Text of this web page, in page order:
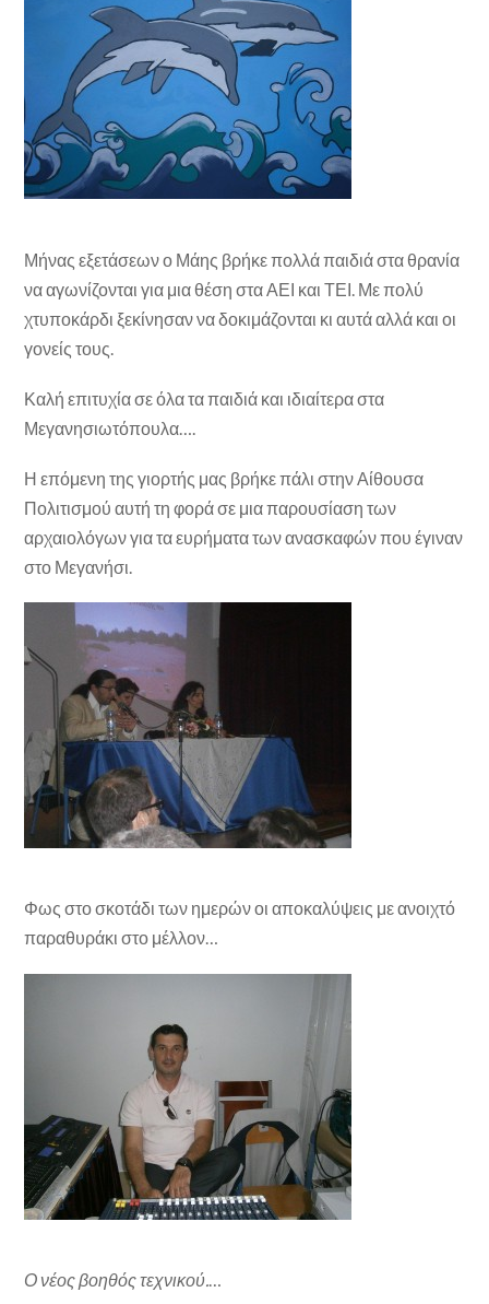
Μήνας εξετάσεων ο Μάης βρήκε πολλά παιδιά στα θρανία
να αγωνίζονται για μια θέση στα ΑΕΙ και ΤΕΙ. Με πολύ
χτυποκάρδι ξεκίνησαν να δοκιμάζονται κι αυτά αλλά και οι
γονείς τους.
Καλή επιτυχία σε όλα τα παιδιά και ιδιαίτερα στα
Μεγανησιωτόπουλα….
Η επόμενη της γιορτής μας βρήκε πάλι στην Αίθουσα
Πολιτισμού αυτή τη φορά σε μια παρουσίαση των
αρχαιολόγων για τα ευρήματα των ανασκαφών που έγιναν
στο Μεγανήσι.
Φως στο σκοτάδι των ημερών οι αποκαλύψεις με ανοιχτό
παραθυράκι στο μέλλον…
Ο νέος βοηθός τεχνικού.